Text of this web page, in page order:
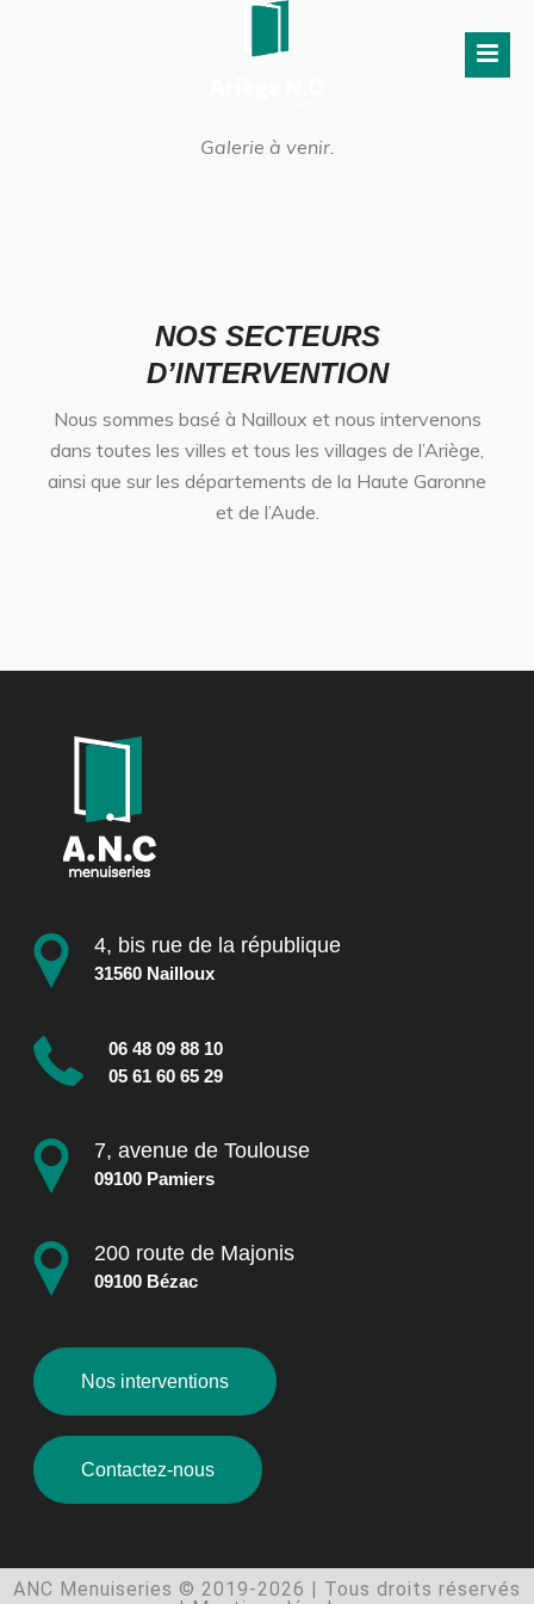
Galerie à venir.
NOS SECTEURS
D’INTERVENTION
Nous sommes basé à Nailloux et nous intervenons
dans toutes les villes et tous les villages de l’Ariège,
ainsi que sur les départements de la Haute Garonne
et de l’Aude.
4, bis rue de la république
31560 Nailloux
06 48 09 88 10
05 61 60 65 29
7, avenue de Toulouse
09100 Pamiers
200 route de Majonis
09100 Bézac
Nos interventions
Contactez-nous
ANC Menuiseries © 2019-2026 | Tous droits réservés